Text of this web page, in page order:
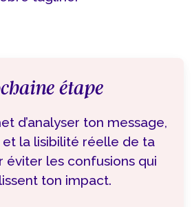
étape
d’analyser ton message,
la lisibilité réelle de ta
éviter les confusions qui
ton impact.